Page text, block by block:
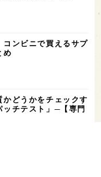
コンビニで買えるサプ
め
かどうかをチェックす
ッチテスト」─【専門